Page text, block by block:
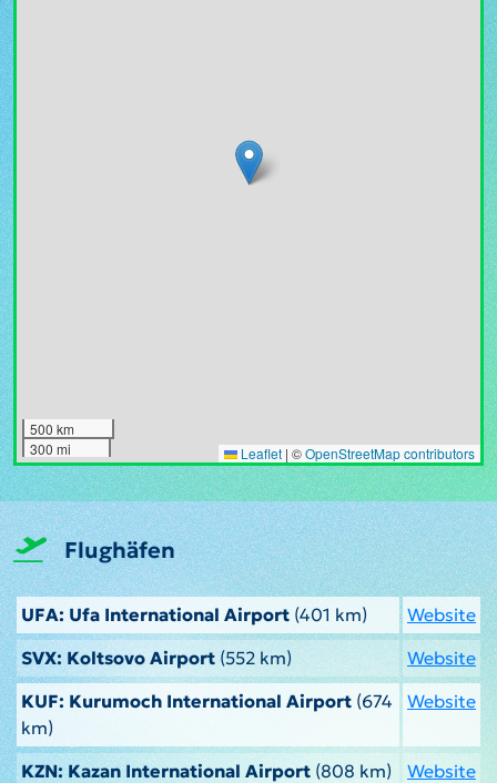
500 km
300 mi
Leaflet | ©OpenStreetMap contributors
Flughäfen
UFA: Ufa International Airport (401 km)
Website
SVX: Koltsovo Airport(552 km)
Website
KUF: Kurumoch International Airport (674
km)
Website
KZN: Kazan International Airport (808 km)
Website